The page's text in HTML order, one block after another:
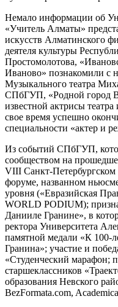
Немало информации об
«Учитель Алматы»
искусств Алматинского
деятеля культуры
Простомолотова,
Иваново» познакомили с
Музыкального театра
СПбГУП, «Родной город
известной актрисы
свое время успешно
специальности «актер и
Из событий СПбГУП,
сообществом на
VIII Санкт-
форуме, названном
уровня («Евразийская
WORLD PODIUM);
Данииле Гранине», в
ректора Университета
памятной медали «К 100-
Гранина»; участие и
«Студенческий марафон;
старшеклассников
образования Невского
BezFormata.com,